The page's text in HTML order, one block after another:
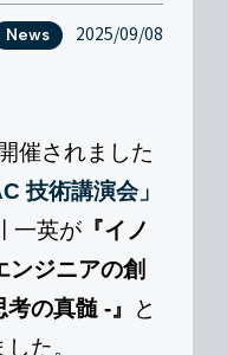
News 2025/09/08
催されました
技術講演会」
一英が『イノ
ンジニアの創
の真髄 -』
と
た。